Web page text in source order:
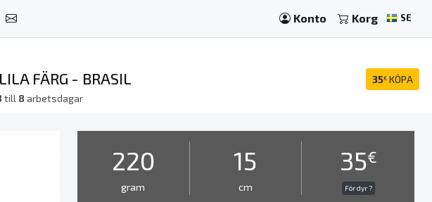
Konto Korg SE
35€ KÖPA
FÄRG - BRASIL
till 8arbetsdagar
220
gram
15
cm
35€
För dyr ?